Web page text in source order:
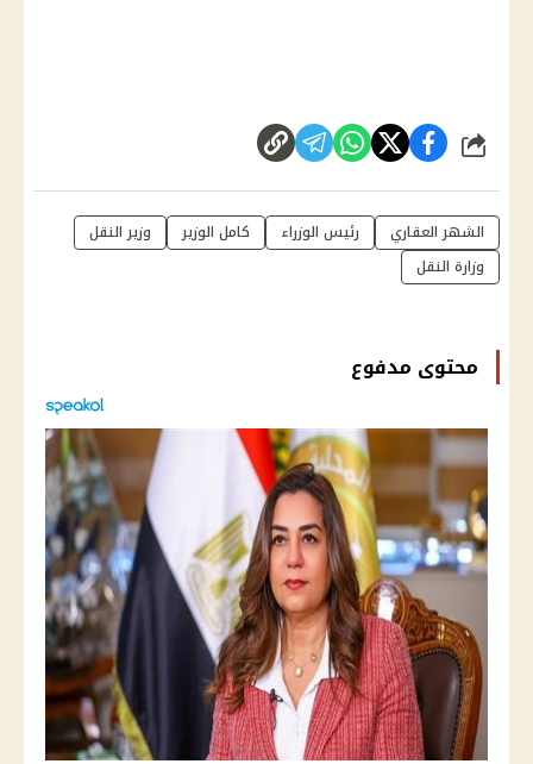
شارك
الشهر العقاري رئيس الوزراء كامل الوزير
وزير النقل
وزارة النقل
محتوى مدفوع